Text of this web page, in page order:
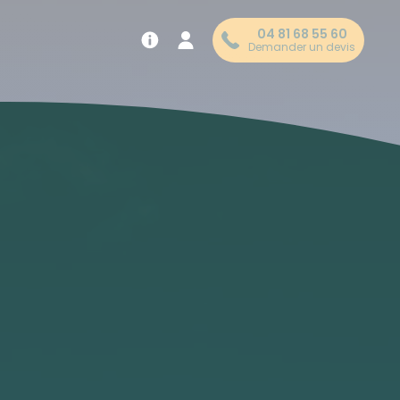
04 81 68 55 60
Demander un devis